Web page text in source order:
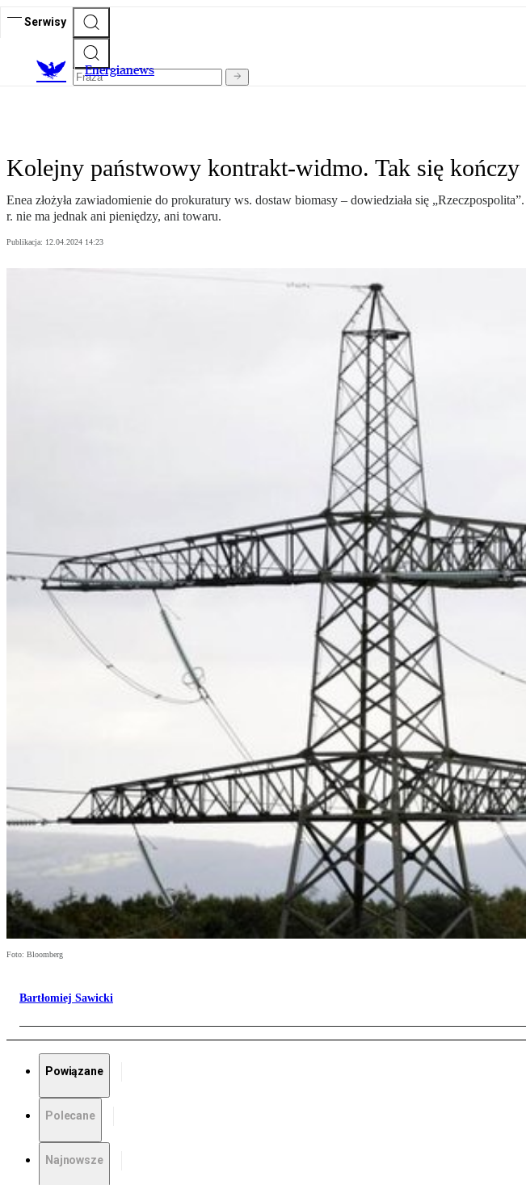
Serwisy
Energianews
Kolejny państwowy kontrakt-widmo. Tak się
Enea złożyła zawiadomienie do prokuratury ws. dostaw biomasy – dowiedziała się
r. nie ma jednak ani pieniędzy, ani towaru.
Publikacja: 12.04.2024 14:23
Foto: Bloomberg
Bartłomiej Sawicki
Powiązane
Polecane
Najnowsze